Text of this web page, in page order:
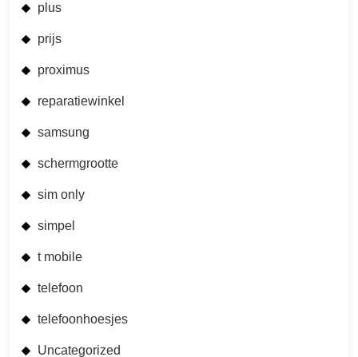
plus
prijs
proximus
reparatiewinkel
samsung
schermgrootte
sim only
simpel
t mobile
telefoon
telefoonhoesjes
Uncategorized